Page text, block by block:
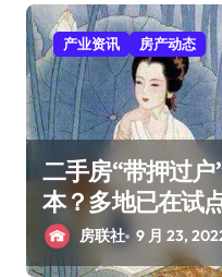
产业资讯 房产动态
二手房“带押过
本？多地已在试
来了房联社 9 月 23,